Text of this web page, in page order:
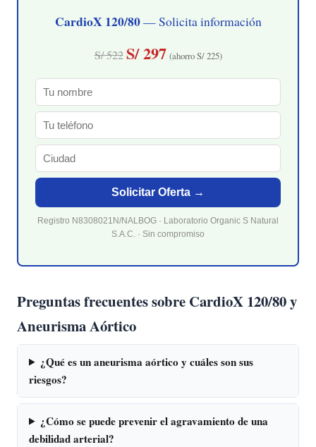
CardioX 120/80— Solicita información
S/ 522 S/ 297 (ahorro S/ 225)
Solicitar Oferta →
Registro N8308021N/NALBOG · Laboratorio Organic S Natural
S.A.C. · Sin compromiso
Preguntas frecuentes sobre CardioX 120/80 y
Aneurisma Aórtico
¿Qué es un aneurisma aórtico y cuáles son sus
riesgos?
¿Cómo se puede prevenir el agravamiento de una
debilidad arterial?